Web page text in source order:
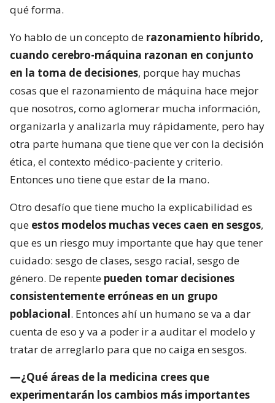
qué forma.
Yo hablo de un concepto de razonamiento híbrido,
cuando cerebro-máquina razonan en conjunto
en la toma de decisiones, porque hay muchas
cosas que el razonamiento de máquina hace mejor
que nosotros, como aglomerar mucha información,
organizarla y analizarla muy rápidamente, pero hay
otra parte humana que tiene que ver con la decisión
ética, el contexto médico-paciente y criterio.
Entonces uno tiene que estar de la mano.
Otro desafío que tiene mucho la explicabilidad es
que estos modelos muchas veces caen en sesgos,
que es un riesgo muy importante que hay que tener
cuidado: sesgo de clases, sesgo racial, sesgo de
género. De repente pueden tomar decisiones
consistentemente erróneas en un grupo
poblacional. Entonces ahí un humano se va a dar
cuenta de eso y va a poder ir a auditar el modelo y
tratar de arreglarlo para que no caiga en sesgos.
—¿Qué áreas de la medicina crees que
experimentarán los cambios más importantes